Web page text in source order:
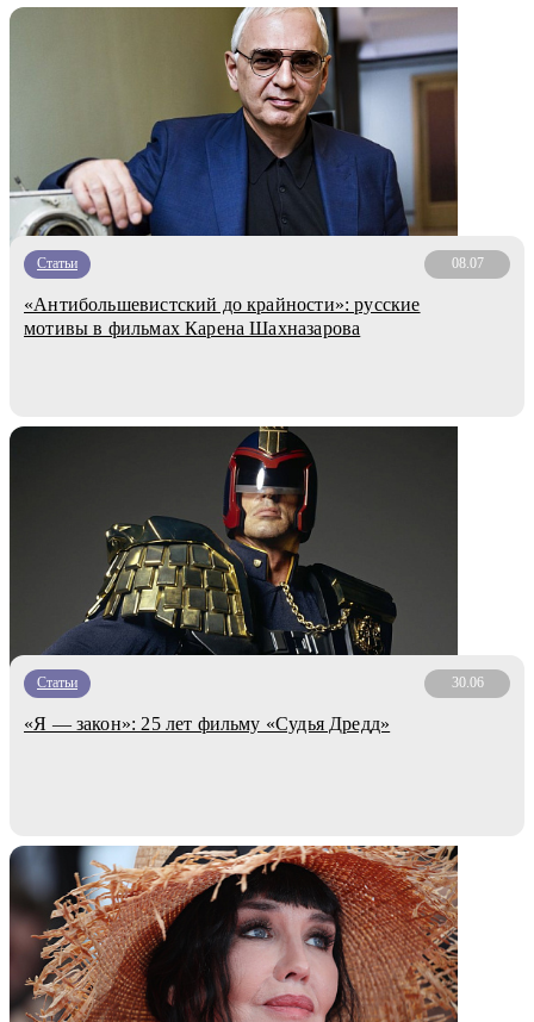
Статьи 08.07
«Антибольшевистский до крайности»: русские
мотивы в фильмах Карена Шахназарова
Статьи 30.06
«Я — закон»: 25 лет фильму «Судья Дредд»